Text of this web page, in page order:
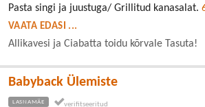
Pasta singi ja juustuga/ Grillitud kanasalat.
VAATA EDASI ...
Allikavesi ja Ciabatta toidu kõrvale Tasuta!
Babyback Ülemiste
LASNAMÄE